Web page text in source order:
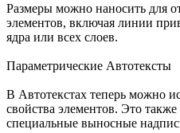
Размеры можно наносить для
элементов, включая линии
ядра или всех слоев.
Параметрические Автотексты
В Автотекстах теперь можно
свойства элементов. Это также
специальные выносные